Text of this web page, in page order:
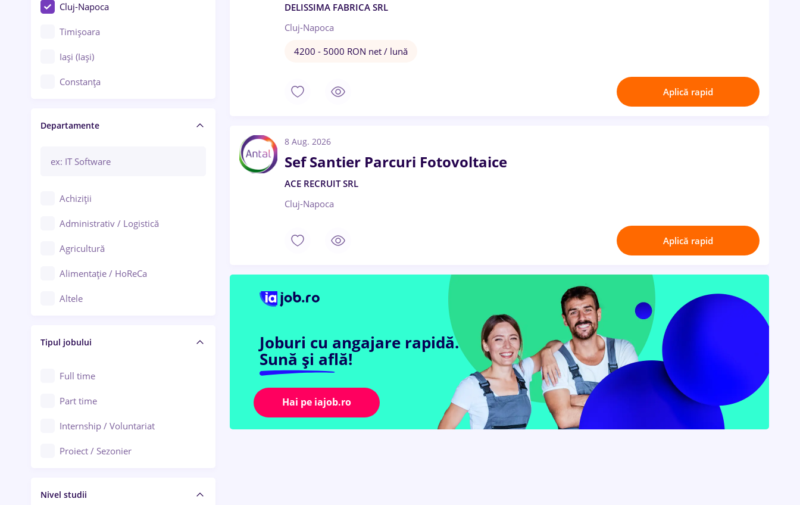
Cluj-Napoca
Timișoara
Iași (Iași)
Constanța
Brașov
Bacău
Galați (Galați)
Ploiești
Arad
Baia Mare
Bârlad
Bistrița (Bistrița-Năsăud)
Departamente
Achiziții
Administrativ / Logistică
Agricultură
Alimentație / HoReCa
Altele
Asigurări
Au pair / Babysitter / Curățenie
Audit / Consultanță
Auto / Echipamente
Automatizări
Cercetare - dezvoltare
Tipul jobului
Full time
Part time
Internship / Voluntariat
Proiect / Sezonier
Nivel studii
DELISSIMA FABRICA SRL
Cluj-Napoca
4200 - 5000 RON net / lună
Aplică rapid
8 Aug. 2026
Sef Santier Parcuri Fotovoltaice
ACE RECRUIT SRL
Cluj-Napoca
Aplică rapid
Joburi cu angajare rapidă.
Sună și află!
Hai pe iajob.ro